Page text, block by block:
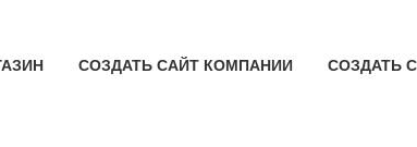
СОЗДАТЬ САЙТ КОМПАНИИ СОЗДАТЬ